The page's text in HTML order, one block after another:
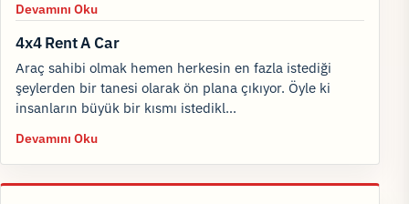
Devamını Oku
4x4 Rent A Car
Araç sahibi olmak hemen herkesin en fazla istediği
şeylerden bir tanesi olarak ön plana çıkıyor. Öyle ki
insanların büyük bir kısmı istedikl…
Devamını Oku